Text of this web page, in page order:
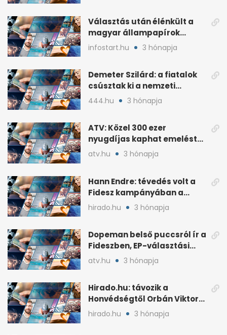
Választás után élénkült a
magyar állampapírok
lakossági értékesítése
infostart.hu 3 hónapja
Demeter Szilárd: a fiatalok
csúsztak ki a nemzeti
kultúrából
444.hu 3 hónapja
ATV: Közel 300 ezer
nyugdíjas kaphat emelést
idén a Tisza terve szerint
atv.hu 3 hónapja
Hann Endre: tévedés volt a
Fidesz kampányában a
háborús veszély
hirado.hu 3 hónapja
Dopeman belső puccsról ír a
Fideszben, EP-választási
árral
atv.hu 3 hónapja
Hirado.hu: távozik a
Honvédségtől Orbán Viktor
fia, Orbán Gáspár
hirado.hu 3 hónapja